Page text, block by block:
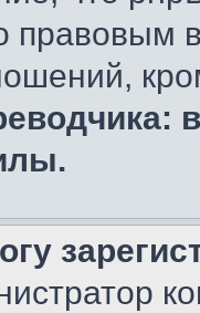
правовым